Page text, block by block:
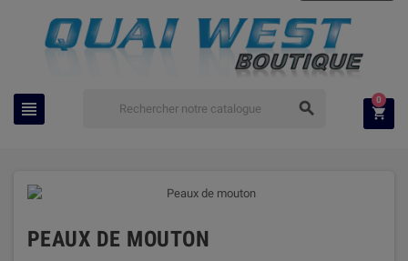
  
0
PEAUX DE MOUTON